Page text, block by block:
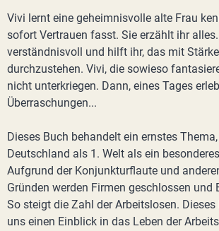
Vivi lernt eine geheimnisvolle alte Frau
sofort Vertrauen fasst. Sie erzählt ihr
verständnisvoll und hilft ihr, das mit
durchzustehen. Vivi, die sowieso
nicht unterkriegen. Dann, eines Tages
Überraschungen...
Dieses Buch behandelt ein ernstes
Deutschland als 1. Welt als ein
Aufgrund der Konjunkturflaute und
Gründen werden Firmen geschlossen und
So steigt die Zahl der Arbeitslosen.
uns einen Einblick in das Leben der